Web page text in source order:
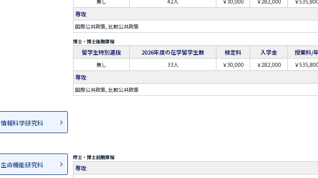
専攻
国際公共政策, 比較公共政策
博士・博士後期課程
留学生特別選抜 2026年度の在学留学生数 検定料 入学金 授業料/
無し 33人 ￥30,000 ￥282,000 ￥
専攻
国際公共政策, 比較公共政策
情報科学研究科
生命機能研究科
修士・博士前期課程
専攻